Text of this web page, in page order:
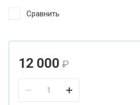
Сравнить
12 000 ₽